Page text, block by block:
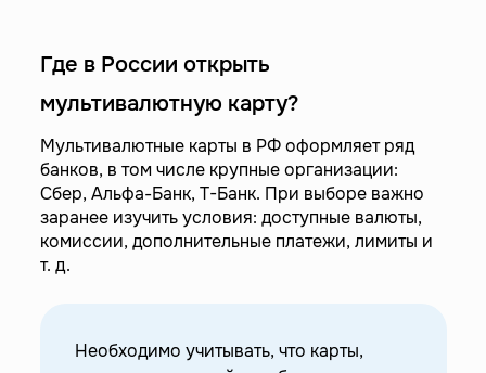
Где в России открыть
мультивалютную карту?
Мультивалютные карты в РФ оформляет ряд
банков, в том числе крупные организации:
Сбер, Альфа-Банк, Т-Банк. При выборе важно
заранее изучить условия: доступные валюты,
комиссии, дополнительные платежи, лимиты и
т. д.
Необходимо учитывать, что карты,